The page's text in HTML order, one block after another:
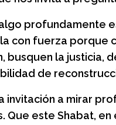
profundamente
con fuerza porque
busquen la justicia,
de
invitación a mirar
Que este Shabat, en